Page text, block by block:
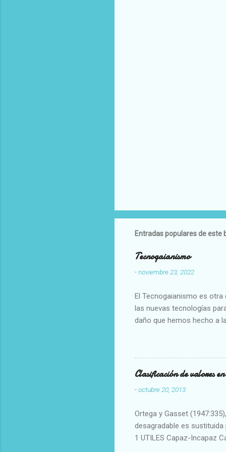
Entradas populares de este
Tecnogaianismo
-noviembre 23, 2022
El Tecnogaianismo es
las nuevas tecnologías
daño que hemos hecho a
Clasificación de valores
-octubre 20, 2013
Ortega y Gasset
desagradable es
1 UTILES Capaz-Incapaz